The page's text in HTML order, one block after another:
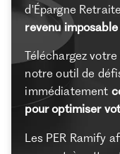
d'Épargne
revenu imposable
Téléchargez
notre outil de
immédiatement
pour optimiser
Les PER Ramify